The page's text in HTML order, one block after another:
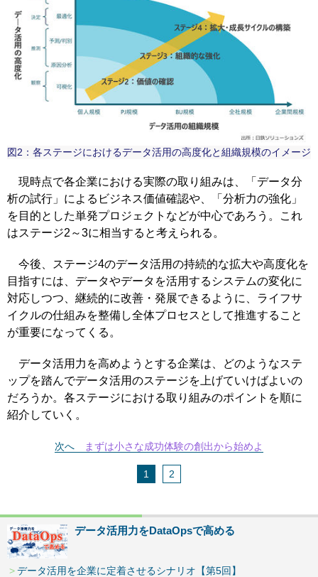
図2：各ステージにおけるデータ活用の高度化と組織規模のイメージ
現時点で各企業における実際の取り組みは、「データ分
析の試行」によるビジネス価値確認や、「分析力の強化」
を目的とした単発プロジェクトなどが中心であろう。これ
はステージ2～3に相当すると考えられる。
今後、ステージ4のデータ活用の持続的な拡大や高度化を
目指すには、データやデータを活用するシステムの変化に
対応しつつ、継続的に改善・発展できるように、ライフサ
イクルの仕組みを整備し全体プロセスとして推進すること
が重要になってくる。
データ活用力を高めようとする企業は、どのようなステ
ップを踏んでデータ活用のステージを上げていけばよいの
だろうか。各ステージにおける取り組みのポイントを順に
紹介していく。
次へ まずは小さな成功体験の創出から始めよ
1 2
データ活用力をDataOpsで高める
データ活用を企業に定着させるシナリオ【第5回】